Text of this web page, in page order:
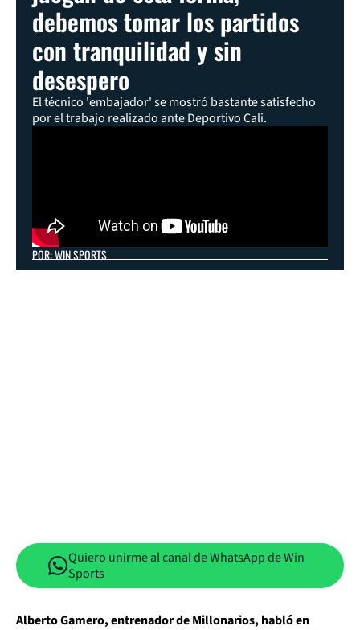
debemos tomar los partidos
con tranquilidad y sin
desespero
El técnico 'embajador' se mostró bastante satisfecho
por el trabajo realizado ante Deportivo Cali.
POR: WIN SPORTS
Quiero unirme al canal de WhatsApp de Win
Sports
Alberto Gamero, entrenador de Millonarios, habló en